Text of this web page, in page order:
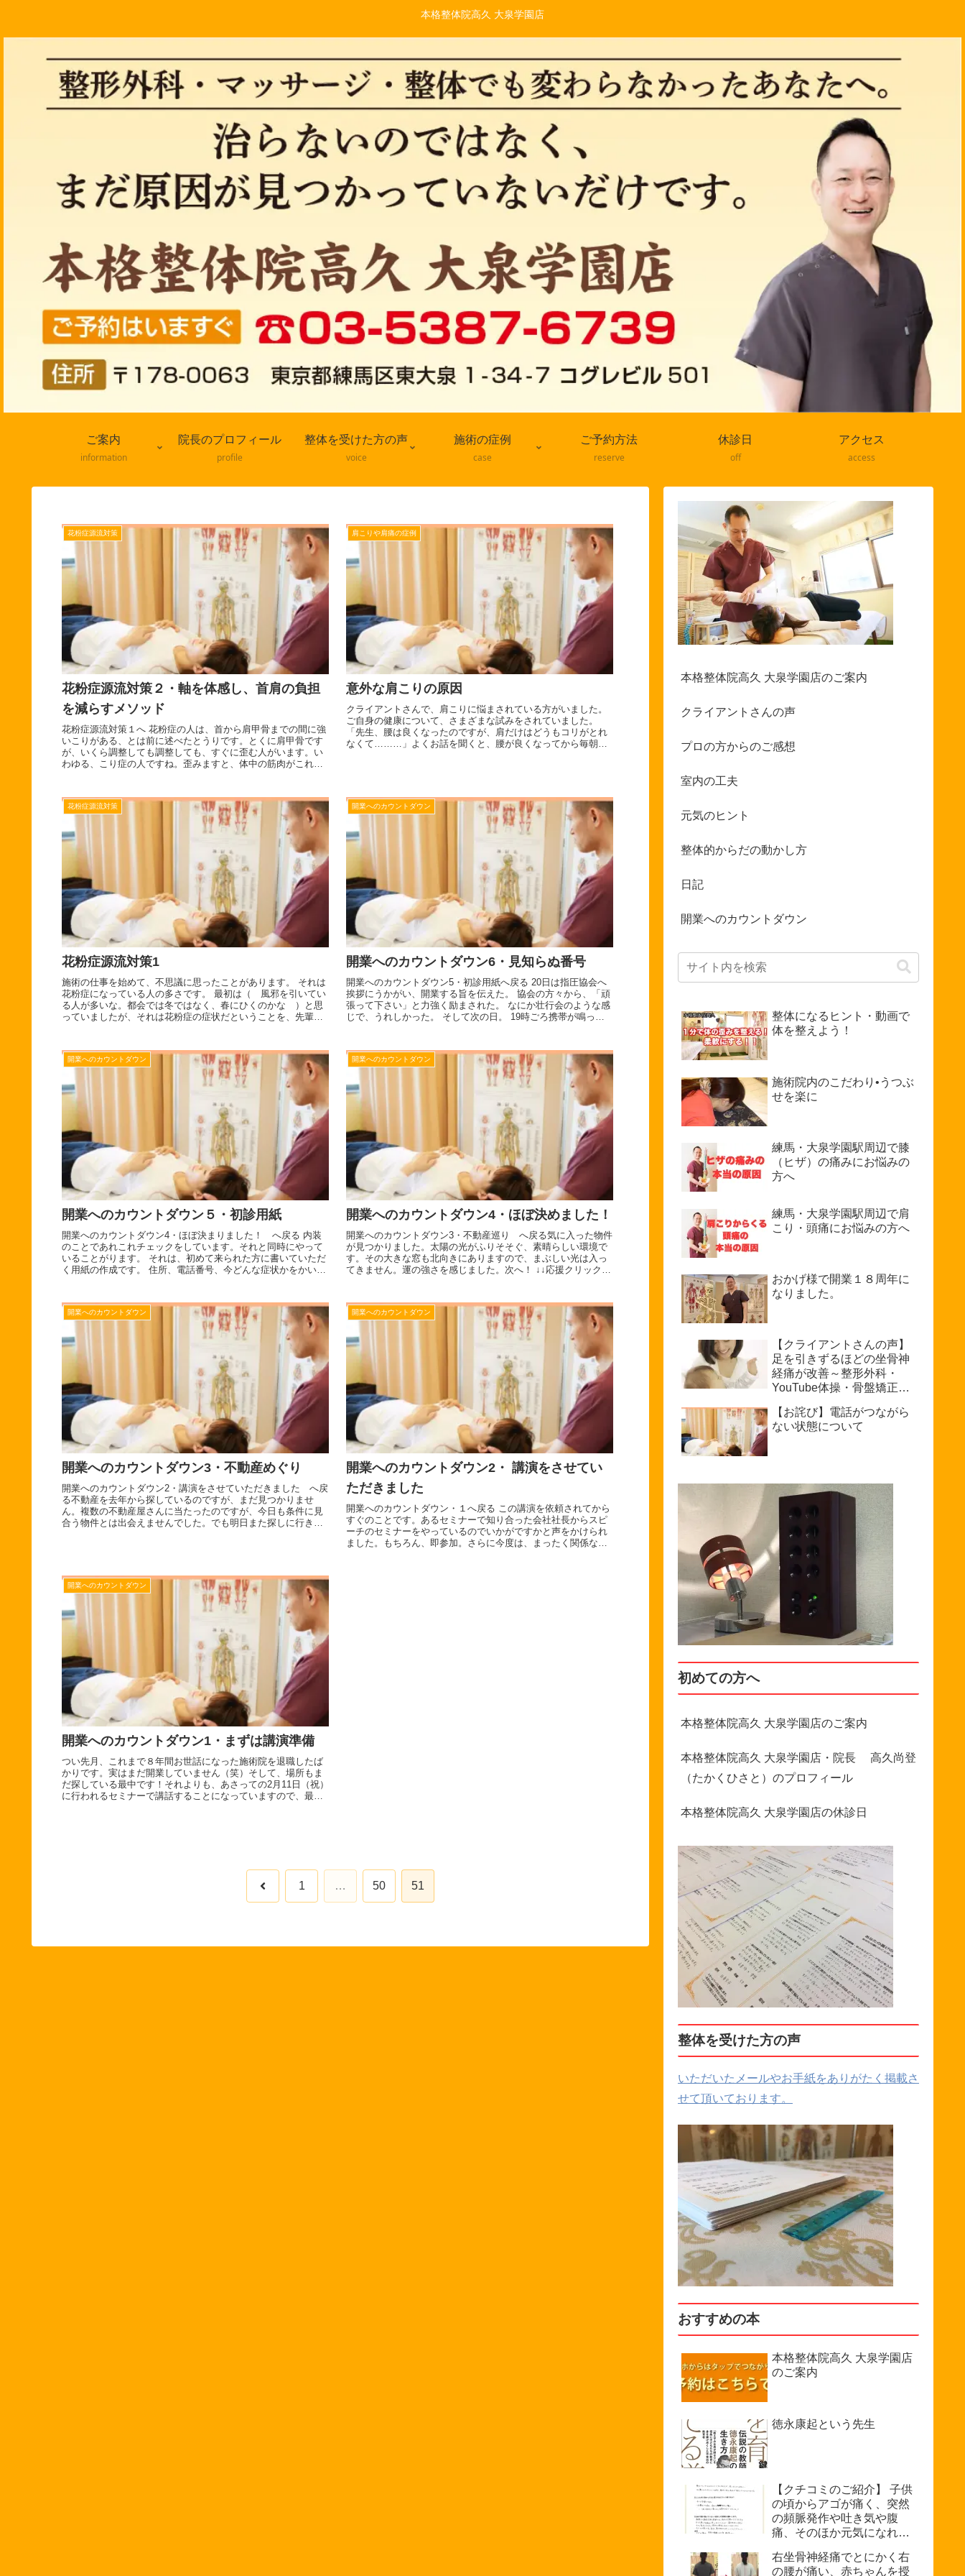
本格整体院高久 大泉学園店
ご案内
information
院長のプロフィール
profile
整体を受けた方の声
voice
施術の症例
case
ご予約方法
reserve
休診日
off
アクセス
access
花粉症源流対策
花粉症源流対策２・軸を体感し、首肩の負担
を減らすメソッド
花粉症源流対策１へ 花粉症の人は、首から肩甲骨までの間に強
いこりがある、とは前に述べたとうりです。とくに肩甲骨です
が、いくら調整しても調整しても、すぐに歪む人がいます。い
わゆる、こり症の人ですね。歪みますと、体中の筋肉がこれ以
肩こりや肩痛の症例
意外な肩こりの原因
クライアントさんで、肩こりに悩まされている方がいました。
ご自身の健康について、さまざまな試みをされていました。
「先生、腰は良くなったのですが、肩だけはどうもコリがとれ
なくて………」よくお話を聞くと、腰が良くなってから毎朝２
花粉症源流対策
花粉症源流対策1
施術の仕事を始めて、不思議に思ったことがあります。 それは
花粉症になっている人の多さです。 最初は（ 風邪を引いてい
る人が多いな。都会では冬ではなく、春にひくのかな ）と思
っていましたが、それは花粉症の症状だということを、先輩か
開業へのカウントダウン
開業へのカウントダウン6・見知らぬ番号
開業へのカウントダウン5・初診用紙へ戻る 20日は指圧協会へ
挨拶にうかがい、開業する旨を伝えた。 協会の方々から、「頑
張って下さい」と力強く励まされた。 なにか壮行会のような感
じで、うれしかった。 そして次の日。 19時ごろ携帯が鳴っ
開業へのカウントダウン
開業へのカウントダウン５・初診用紙
開業へのカウントダウン4・ほぼ決まりました！ へ戻る 内装
のことであれこれチェックをしています。それと同時にやって
いることがります。 それは、初めて来られた方に書いていただ
く用紙の作成です。 住所、電話番号、今どんな症状かをかいて
開業へのカウントダウン
開業へのカウントダウン4・ほぼ決めました！
開業へのカウントダウン3・不動産巡り へ戻る気に入った物件
が見つかりました。太陽の光がふりそそぐ、素晴らしい環境で
す。その大きな窓も北向きにありますので、まぶしい光は入っ
てきません。運の強さを感じました。次へ！ ↓↓応援クリックい
開業へのカウントダウン
開業へのカウントダウン3・不動産めぐり
開業へのカウントダウン2・講演をさせていただきました へ戻
る不動産を去年から探しているのですが、まだ見つかりませ
ん。複数の不動産屋さんに当たったのですが、今日も条件に見
合う物件とは出会えませんでした。でも明日また探しに行きま
開業へのカウントダウン
開業へのカウントダウン2・ 講演をさせてい
ただきました
開業へのカウントダウン・１へ戻る この講演を依頼されてから
すぐのことです。あるセミナーで知り合った会社社長からスピ
ーチのセミナーをやっているのでいかがですかと声をかけられ
ました。もちろん、即参加。さらに今度は、まったく関係ない
開業へのカウントダウン
開業へのカウントダウン1・まずは講演準備
つい先月、これまで８年間お世話になった施術院を退職したば
かりです。実はまだ開業していません（笑）そして、場所もま
だ探している最中です！それよりも、あさっての2月11日（祝）
に行われるセミナーで講話することになっていますので、最終
前 1 … 50 51
本格整体院高久 大泉学園店のご案内
クライアントさんの声
プロの方からのご感想
室内の工夫
元気のヒント
整体的からだの動かし方
日記
開業へのカウントダウン
整体になるヒント・動画で
体を整えよう！
施術院内のこだわり•うつぶ
せを楽に
練馬・大泉学園駅周辺で膝
（ヒザ）の痛みにお悩みの
方へ
練馬・大泉学園駅周辺で肩
こり・頭痛にお悩みの方へ
おかげ様で開業１８周年に
なりました。
【クライアントさんの声】
足を引きずるほどの坐骨神
経痛が改善～整形外科・
YouTube体操・骨盤矯正で
けるまで～坐骨神経痛を治
療できる整体を探している
【お詫び】電話がつながら
ない状態について
初めての方へ
本格整体院高久 大泉学園店のご案内
本格整体院高久 大泉学園店・院長 高久尚登
（たかくひさと）のプロフィール
本格整体院高久 大泉学園店の休診日
整体を受けた方の声
いただいたメールやお手紙をありがたく掲載さ
せて頂いております。
おすすめの本
本格整体院高久 大泉学園店
のご案内
徳永康起という先生
【クチコミのご紹介】 子供
の頃からアゴが痛く、突然
の頻脈発作や吐き気や腹
痛、そのほか元気になれな
院では原因不明を診断され
右坐骨神経痛でとにかく右
の腰が痛い、赤ちゃんを授